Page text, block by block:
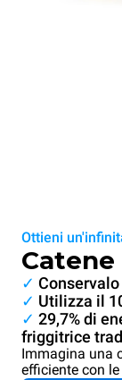
Ottieni
✓
✓ Utilizza il
✓ 29,7% di
friggitrice
Immagina una
efficiente con